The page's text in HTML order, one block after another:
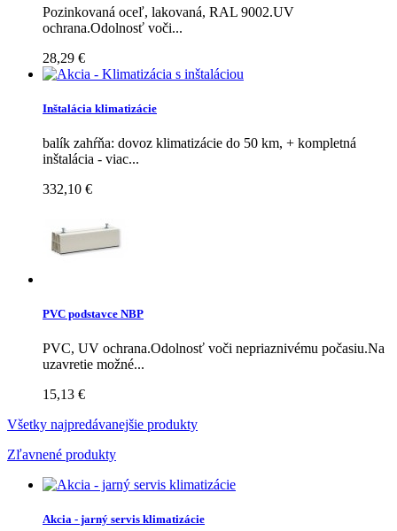
Pozinkovaná oceľ, lakovaná, RAL 9002.UV
ochrana.Odolnosť voči...
28,29 €
Inštalácia klimatizácie
balík zahŕňa: dovoz klimatizácie do 50 km, + kompletná
inštalácia - viac...
332,10 €
PVC podstavce NBP
PVC, UV ochrana.Odolnosť voči nepriaznivému počasiu.Na
uzavretie možné...
15,13 €
Všetky najpredávanejšie produkty
Zľavnené produkty
Akcia - jarný servis klimatizácie